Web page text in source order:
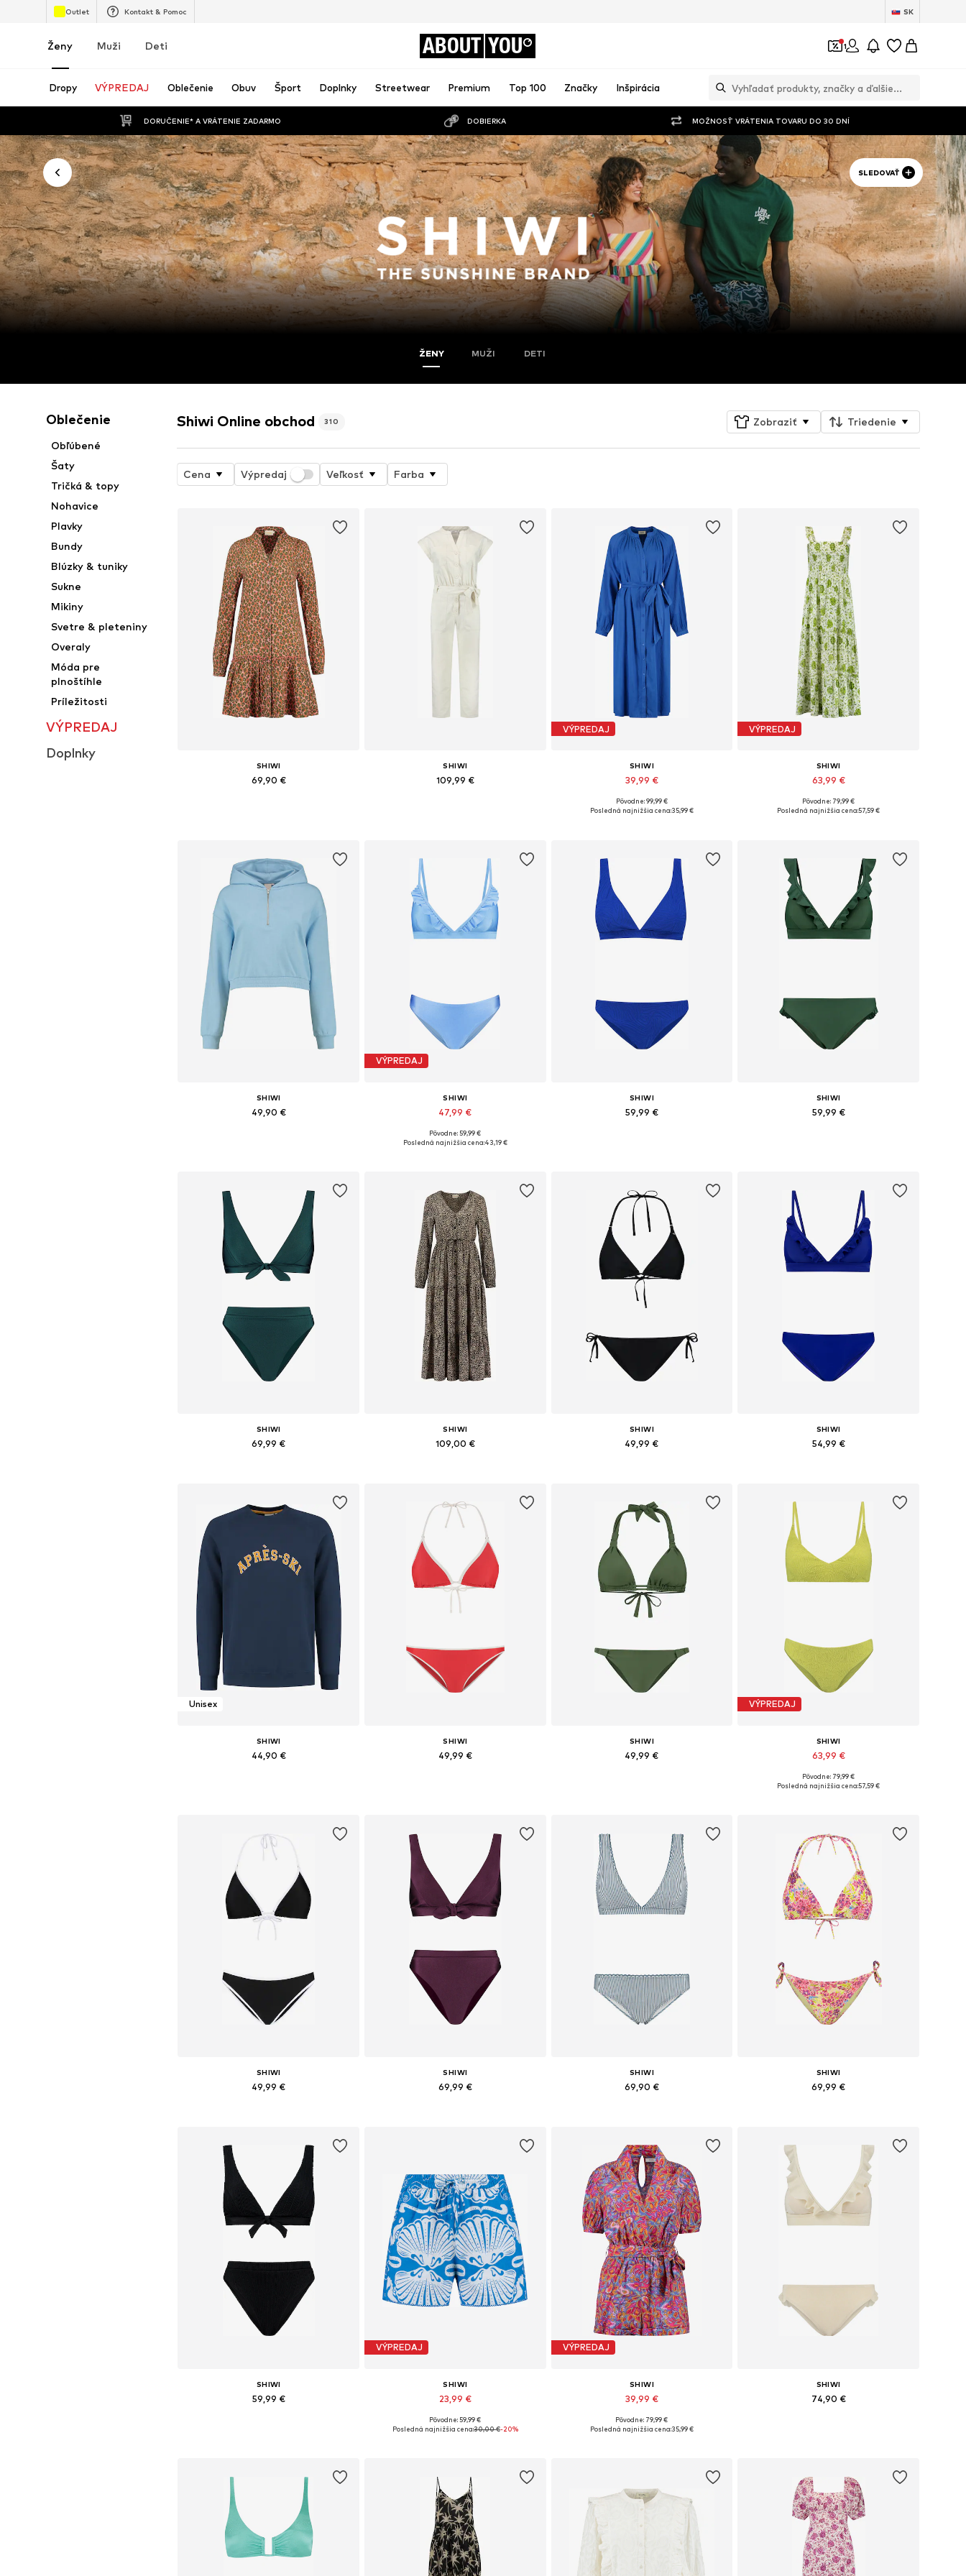
Outlet Kontakt & Pomoc SK
Ženy Muži Deti ABOUT YOU 1
Dropy VÝPREDAJ Oblečenie Obuv Šport Doplnky Streetwear Premium Top 100 Značky Inšpirácia
DORUČENIE* A VRÁTENIE ZADARMO DOBIERKA MOŽNOSŤ VRÁTENIA TOVARU DO 30 DNÍ
SLEDOVAŤ
ŽENY MUŽI DETI
Oblečenie
Obľúbené
Šaty
Tričká & topy
Nohavice
Plavky
Bundy
Blúzky & tuniky
Sukne
Mikiny
Svetre & pleteniny
Overaly
Móda pre
plnoštíhle
Príležitosti
VÝPREDAJ
Doplnky
Shiwi Online obchod 310 Zobraziť Triedenie
Cena Výpredaj Veľkosť Farba
SHIWI
69,90 €
SHIWI
109,99 €
VÝPREDAJ
SHIWI
39,99 €
Dostupné veľkosti: 36-38, 40-42
Pôvodne: 99,99 €
Posledná najnižšia cena:35,99 €
VÝPREDAJ
SHIWI
63,99 €
Dostupné veľkosti: 34, 36, 40, 42
Pôvodne: 79,99 €
Posledná najnižšia cena:57,59 €
SHIWI
49,90 €
VÝPREDAJ
SHIWI
47,99 €
Dostupné veľkosti: S, M, L
Pôvodne: 59,99 €
Posledná najnižšia cena:43,19 €
SHIWI
59,99 €
SHIWI
59,99 €
SHIWI
69,99 €
SHIWI
109,00 €
SHIWI
49,99 €
SHIWI
54,99 €
Unisex
SHIWI
44,90 €
SHIWI
49,99 €
SHIWI
49,99 €
VÝPREDAJ
SHIWI
63,99 €
Dostupné veľkosti: XS, S, M, L, XL, XXL
Pôvodne: 79,99 €
Posledná najnižšia cena:57,59 €
SHIWI
49,99 €
SHIWI
69,99 €
SHIWI
69,90 €
SHIWI
69,99 €
SHIWI
59,99 €
VÝPREDAJ
SHIWI
23,99 €
Dostupné veľkosti: 34, 36, 38, 40, 42
Pôvodne: 59,99 €
Posledná najnižšia cena:30,00 €-20%
VÝPREDAJ
SHIWI
39,99 €
Dostupné veľkosti: S, M, L, XL
Pôvodne: 79,99 €
Posledná najnižšia cena:35,99 €
SHIWI
74,90 €